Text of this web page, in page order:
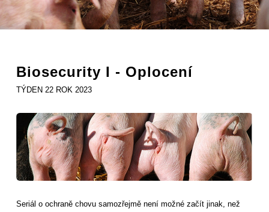
Biosecurity I - Oplocení
TÝDEN 22 ROK 2023
Seriál o ochraně chovu samozřejmě není možné začít jinak, než